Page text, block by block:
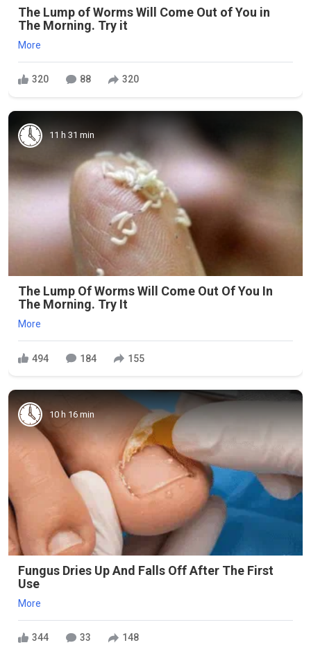
The Lump of Worms Will Come Out of You in
The Morning. Try it
More
320 88 320
11 h 31 min
The Lump Of Worms Will Come Out Of You In
The Morning. Try It
More
494 184 155
10 h 16 min
Fungus Dries Up And Falls Off After The First
Use
More
344 33 148